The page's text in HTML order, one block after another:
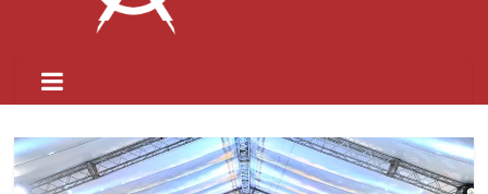
Antes De Ser Sancionada